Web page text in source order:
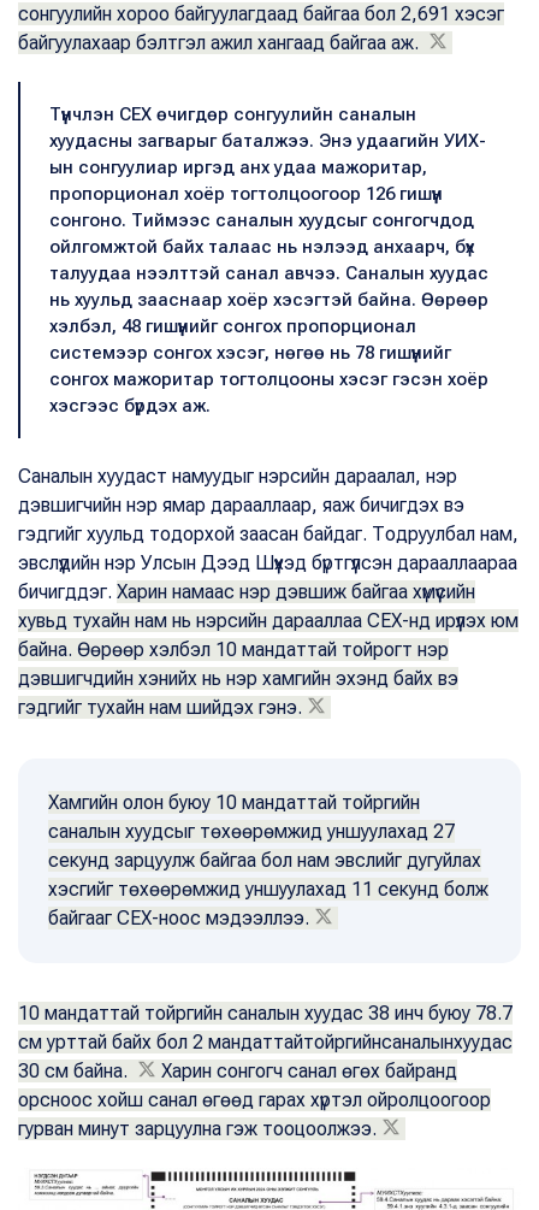
сонгуулийн хороо байгуулагдаад байгаа бол 2,691 хэсэг
байгуулахаар бэлтгэл ажил хангаад байгаа аж.
Түүнчлэн СЕХ өчигдөр сонгуулийн саналын
хуудасны загварыг баталжээ. Энэ удаагийн УИХ-
ын сонгуулиар иргэд анх удаа мажоритар,
пропорционал хоёр тогтолцоогоор 126 гишүүн
сонгоно. Тиймээс саналын хуудсыг сонгогчдод
ойлгомжтой байх талаас нь нэлээд анхаарч, бүх
талуудаа нээлттэй санал авчээ. Саналын хуудас
нь хуульд зааснаар хоёр хэсэгтэй байна. Өөрөөр
хэлбэл, 48 гишүүнийг сонгох пропорционал
системээр сонгох хэсэг, нөгөө нь 78 гишүүнийг
сонгох мажоритар тогтолцооны хэсэг гэсэн хоёр
хэсгээс бүрдэх аж.
Саналын хуудаст намуудыг нэрсийн дараалал, нэр
дэвшигчийн нэр ямар дарааллаар, яаж бичигдэх вэ
гэдгийг хуульд тодорхой заасан байдаг. Тодруулбал нам,
эвслүүдийн нэр Улсын Дээд Шүүхэд бүртгүүлсэн дарааллаараа
бичигддэг. Харин намаас нэр дэвшиж байгаа хүмүүсийн
хувьд тухайн нам нь нэрсийн дарааллаа СЕХ-нд ирүүлэх юм
байна. Өөрөөр хэлбэл 10 мандаттай тойрогт нэр
дэвшигчдийн хэнийх нь нэр хамгийн эхэнд байх вэ
гэдгийг тухайн нам шийдэх гэнэ.
Хамгийн олон буюу 10 мандаттай тойргийн
саналын хуудсыг төхөөрөмжид уншуулахад 27
секунд зарцуулж байгаа бол нам эвслийг дугуйлах
хэсгийг төхөөрөмжид уншуулахад 11 секунд болж
байгааг СЕХ-ноос мэдээллээ.
10 мандаттай тойргийн саналын хуудас 38 инч буюу 78.7
см урттай байх бол 2 мандаттайтойргийнсаналынхуудас
30 см байна.
Харин сонгогч санал өгөх байранд
орсноос хойш санал өгөөд гарах хүртэл ойролцоогоор
гурван минут зарцуулна гэж тооцоолжээ.